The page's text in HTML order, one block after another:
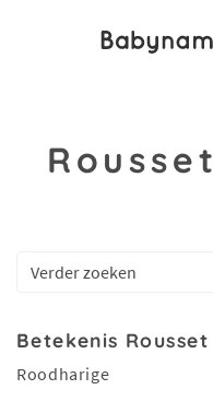
Rousset
Betekenis Rousset
Roodharige